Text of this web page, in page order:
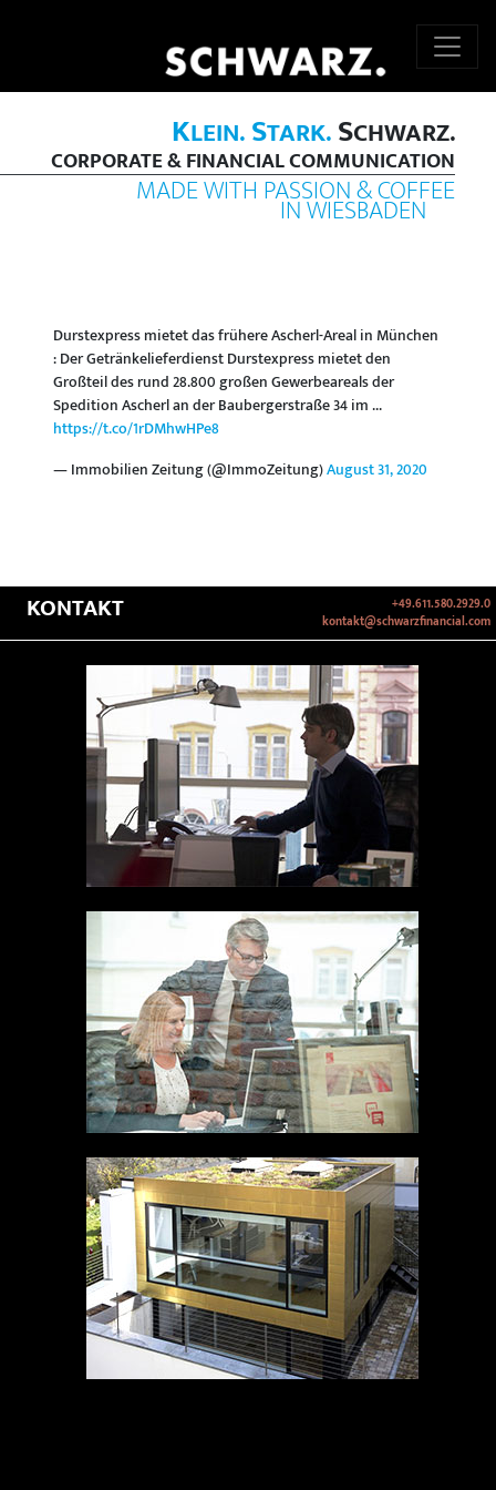
KLEIN.STARK.SCHWARZ.
CORPORATE & FINANCIAL COMMUNICATION
MADE WITH PASSION & COFFEE
IN WIESBADEN
Durstexpress mietet das frühere Ascherl-Areal in München
: Der Getränkelieferdienst Durstexpress mietet den
Großteil des rund 28.800 großen Gewerbeareals der
Spedition Ascherl an der Baubergerstraße 34 im ...
https://t.co/1rDMhwHPe8
— Immobilien Zeitung (@ImmoZeitung)August 31, 2020
KONTAKT
+49.611.580.2929.0
kontakt@schwarzfinancial.com